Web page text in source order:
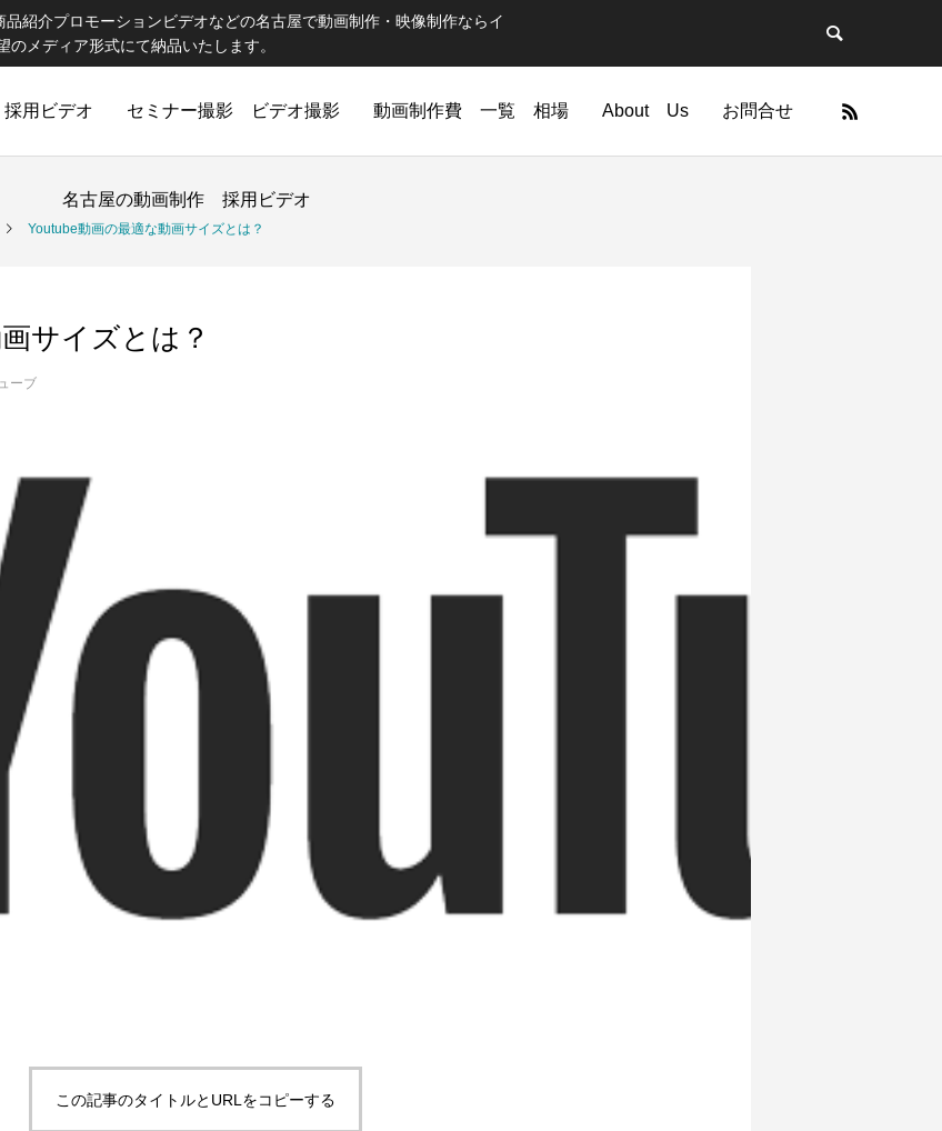
紹介プロモーションビデオなどの名古屋で動画制作・映像制作ならイ
メディア形式にて納品いたします。
採用ビデオ セミナー撮影 ビデオ撮影 動画制作費 一覧 相場 About Us お問合せ
名古屋の動画制作 採用ビデオ
Youtube動画の最適な動画サイズとは？
サイズとは？
ーブ
この記事のタイトルとURLをコピーする